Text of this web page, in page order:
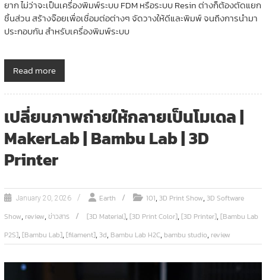
ยาก ไม่ว่าจะเป็นเครื่องพิมพ์ระบบ FDM หรือระบบ Resin ต่างก็ต้องตัดแยก
ชิ้นส่วน สร้างจ๊อยเพื่อเชื่อมต่อต่างๆ จัดวางให้ดีและพิมพ์ จนถึงการนำมา
ประกอบกัน สำหรับเครื่องพิมพ์ระบบ
Read more
เปลี่ยนภาพถ่ายให้กลายเป็นโมเดล |
MakerLab | Bambu Lab | 3D
Printer
January 20, 2026 Earth 101,3D Print Show,3D Software
Show, review,ข่าวสาร [3D Material],[3D Print Color],[3D Printer],[Bambu Lab
P2S],[Bambu Lab],[filament],3d, Bambu Lab H2C, bambu studio, review